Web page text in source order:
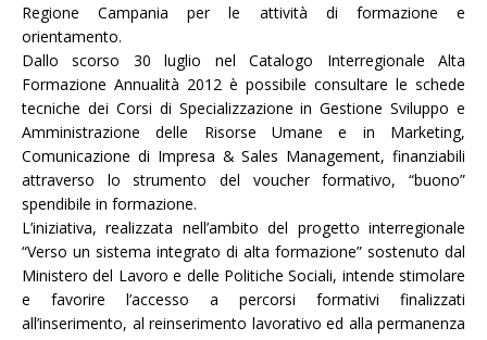
Regione Campania per le attività di formazione e
orientamento.
Dallo scorso 30 luglio nel Catalogo Interregionale Alta
Formazione Annualità 2012 è possibile consultare le schede
tecniche dei Corsi di Specializzazione in Gestione Sviluppo e
Amministrazione delle Risorse Umane e in Marketing,
Comunicazione di Impresa & Sales Management, finanziabili
attraverso lo strumento del voucher formativo, “buono”
spendibile in formazione.
L’iniziativa, realizzata nell’ambito del progetto interregionale
“Verso un sistema integrato di alta formazione” sostenuto dal
Ministero del Lavoro e delle Politiche Sociali, intende stimolare
e favorire l’accesso a percorsi formativi finalizzati
all’inserimento, al reinserimento lavorativo ed alla permanenza